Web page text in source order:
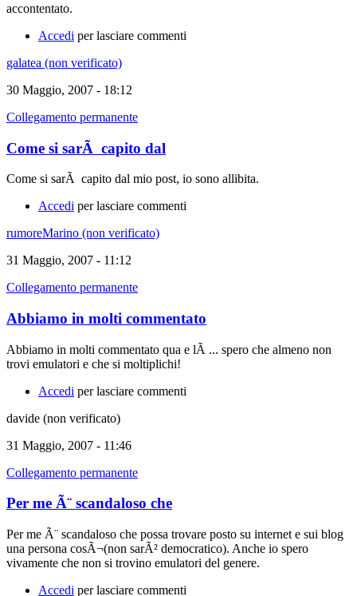
accontentato.
Accedi per lasciare commenti
galatea (non verificato)
30 Maggio, 2007 - 18:12
Collegamento permanente
Come si sarÃ capito dal
Come si sarÃ capito dal mio post, io sono allibita.
Accedi per lasciare commenti
rumoreMarino (non verificato)
31 Maggio, 2007 - 11:12
Collegamento permanente
Abbiamo in molti commentato
Abbiamo in molti commentato qua e lÃ ... spero che almeno non
trovi emulatori e che si moltiplichi!
Accedi per lasciare commenti
davide (non verificato)
31 Maggio, 2007 - 11:46
Collegamento permanente
Per me Ã¨ scandaloso che
Per me Ã¨ scandaloso che possa trovare posto su internet e sui blog
una persona cosÃ¬(non sarÃ² democratico). Anche io spero
vivamente che non si trovino emulatori del genere.
Accedi per lasciare commenti